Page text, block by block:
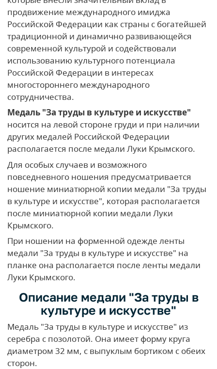
продвижение международного имиджа
Российской Федерации как страны с богатейшей
традиционной и динамично развивающейся
современной культурой и содействовали
использованию культурного потенциала
Российской Федерации в интересах
многостороннего международного
сотрудничества.
Медаль "За труды в культуре и искусстве"
носится на левой стороне груди и при наличии
других медалей Российской Федерации
располагается после медали Луки Крымского.
Для особых случаев и возможного
повседневного ношения предусматривается
ношение миниатюрной копии медали "За труды
в культуре и искусстве", которая располагается
после миниатюрной копии медали Луки
Крымского.
При ношении на форменной одежде ленты
медали "За труды в культуре и искусстве" на
планке она располагается после ленты медали
Луки Крымского.
Описание медали "За труды в
культуре и искусстве"
Медаль "За труды в культуре и искусстве" из
серебра с позолотой. Она имеет форму круга
диаметром 32 мм, с выпуклым бортиком с обеих
сторон.